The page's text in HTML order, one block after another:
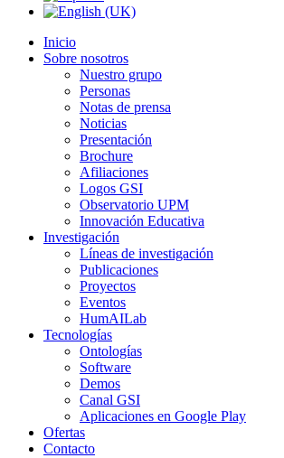
Inicio
Sobre nosotros
Nuestro grupo
Personas
Notas de prensa
Noticias
Presentación
Brochure
Afiliaciones
Logos GSI
Observatorio UPM
Innovación Educativa
Investigación
Líneas de investigación
Publicaciones
Proyectos
Eventos
HumAILab
Tecnologías
Ontologías
Software
Demos
Canal GSI
Aplicaciones en Google Play
Ofertas
Contacto